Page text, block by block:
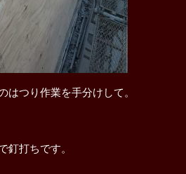
はつり作業を手分けして。
釘打ちです。